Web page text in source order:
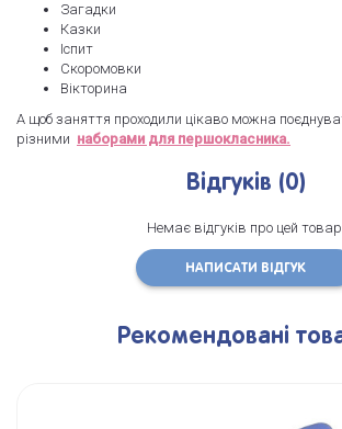
Загадки
Казки
Іспит
Скоромовки
Вікторина
А щоб заняття проходили цікаво можна
різними наборами для першокласника.
Відгуків (0)
Немає відгуків про цей
НАПИСАТИ ВІДГУК
Рекомендовані